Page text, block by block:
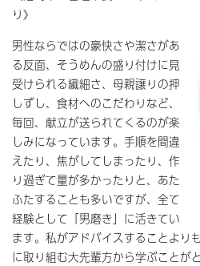
り》
男性ならではの豪快さや潔さがあ
る反面、そうめんの盛り付けに見
受けられる繊細さ、母親譲りの押
しずし、食材へのこだわりなど、
毎回、献立が送られてくるのが楽
しみになっています。手順を間違
えたり、焦がしてしまったり、作
り過ぎて量が多かったりと、あた
ふたすることも多いですが、全て
経験として「男磨き」に活きてい
ます。私がアドバイスすることより
に取り組む大先輩方から学ぶことが